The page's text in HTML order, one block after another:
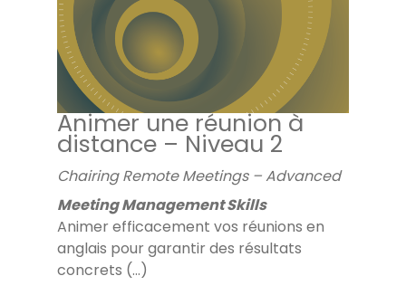
Animer une réunion à
distance – Niveau 2
Chairing Remote Meetings – Advanced
Meeting Management Skills
Animer efficacement vos réunions en
anglais pour garantir des résultats
concrets (...)